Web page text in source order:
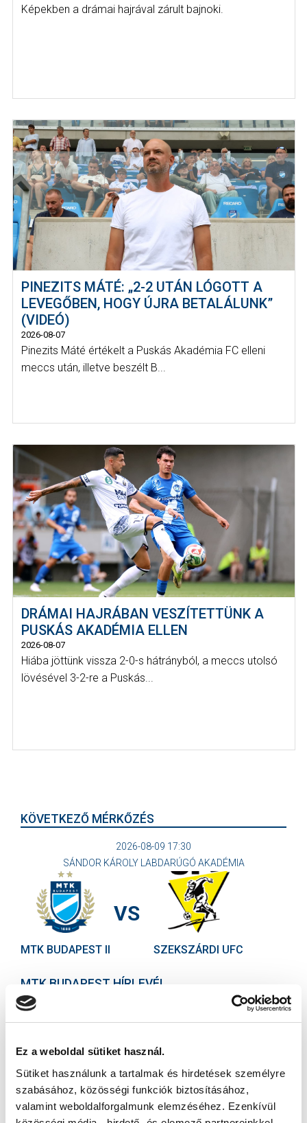
Ez a weboldal sütiket használ.
Sütiket használunk a tartalmak és hirdetések személyre
szabásához, közösségi funkciók biztosításához,
valamint weboldalforgalmunk elemzéséhez. Ezenkívül
Képekben a drámai hajrával zárult bajnoki.
PINEZITS MÁTÉ: „2-2 UTÁN LÓGOTT A
LEVEGŐBEN, HOGY ÚJRA BETALÁLUNK”
(VIDEÓ)
2026-08-07
Pinezits Máté értékelt a Puskás Akadémia FC elleni
meccs után, illetve beszélt B...
DRÁMAI HAJRÁBAN VESZÍTETTÜNK A
PUSKÁS AKADÉMIA ELLEN
2026-08-07
Hiába jöttünk vissza 2-0-s hátrányból, a meccs utolsó
lövésével 3-2-re a Puskás...
KÖVETKEZŐ MÉRKŐZÉS
2026-08-09 17:30
SÁNDOR KÁROLY LABDARÚGÓ AKADÉMIA
MTK BUDAPEST II
VS
SZEKSZÁRDI UFC
MTK BUDAPEST HÍRLEVÉL
Ne maradjon le egy eseményről sem! Iratkozzon fel ingyenes
hírlevelünkre: